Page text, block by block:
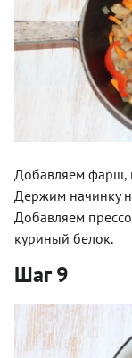
Добавляем фарш,
Держим начинку
Добавляем
куриный белок.
Шаг 9